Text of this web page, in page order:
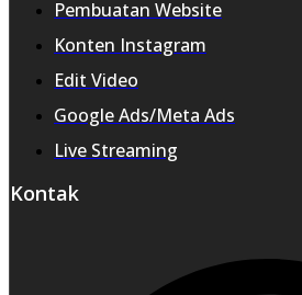
Pembuatan Website
Konten Instagram
Edit Video
Google Ads/Meta Ads
Live Streaming
Kontak